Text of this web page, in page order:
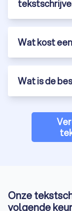
helpt je verder
bestaande
vindbaarheid en
aansluiten bij
Een goede
beter scoren in
webteksten,
een specialist
Vraag vandaag
Wat kost
Wat is de
Onze
volgende